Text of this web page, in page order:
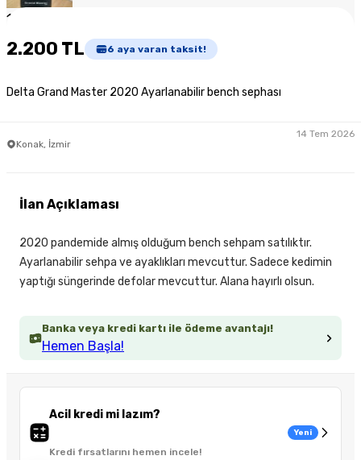
1
2.200 TL 6 aya varan taksit!
Delta Grand Master 2020 Ayarlanabilir bench sephası
Konak, İzmir
14 Tem 2026
Banka veya kredi kartı ile ödeme avantajı!
Hemen Başla!
Acil kredi mi lazım?
Kredi fırsatlarını hemen incele!
Yeni
İlan Açıklaması
2020 pandemide almış olduğum bench sehpam satılıktır.
Ayarlanabilir sehpa ve ayaklıkları mevcuttur. Sadece kedimin
yaptığı süngerinde defolar mevcuttur. Alana hayırlı olsun.